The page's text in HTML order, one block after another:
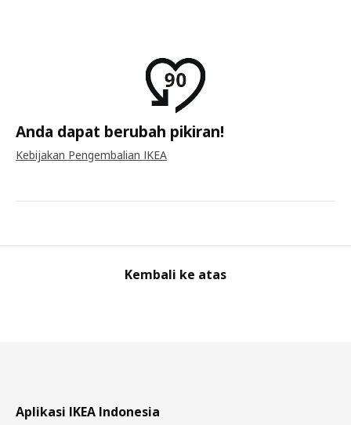
Anda dapat berubah pikiran!
Kebijakan Pengembalian IKEA
Kembali ke atas
Aplikasi IKEA Indonesia